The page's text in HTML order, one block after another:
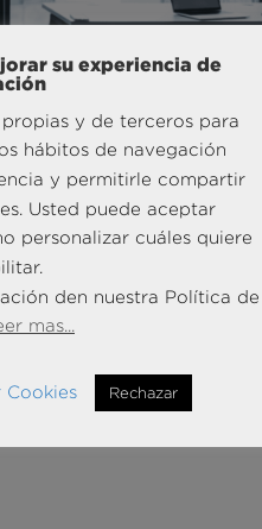
líder en su región,
proceso de expansión
su experiencia de
y de terceros para
hábitos de navegación
y permitirle compartir
Usted puede aceptar
personalizar cuáles quiere
den nuestra Política de
mas...
Cookies Rechazar